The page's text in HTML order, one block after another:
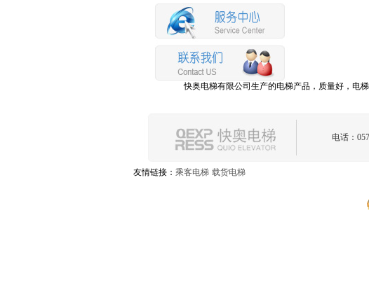
快奥电梯有限公司生产的电梯产品，质量好，电
快奥电梯有限公司生产的电梯产品，质量好，电
电话：
友情链接： 乘客电梯 载货电梯